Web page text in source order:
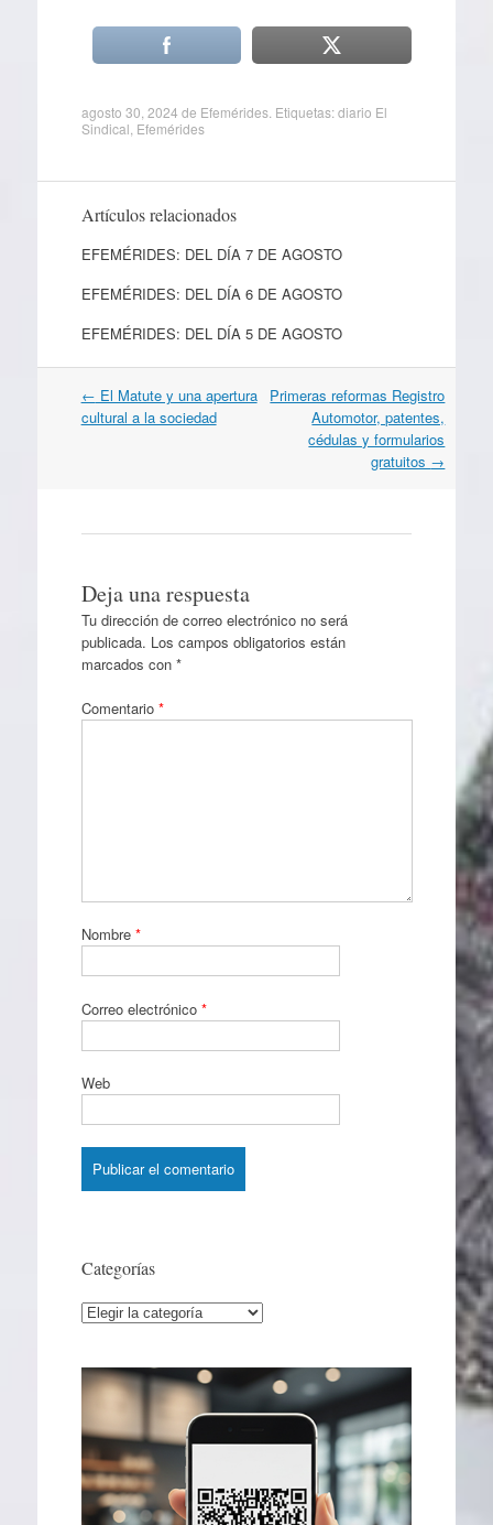
agosto 30, 2024 de Efemérides. Etiquetas:diario El
Sindical Efemérides
Artículos relacionados
EFEMÉRIDES: DEL DÍA 7 DE AGOSTO
EFEMÉRIDES: DEL DÍA 6 DE AGOSTO
EFEMÉRIDES: DEL DÍA 5 DE AGOSTO
Navegación
por
← El Matute y una apertura
cultural a la sociedad
Primeras reformas Registro
Automotor, patentes,
cédulas y formularios
gratuitos →
Deja una respuesta
Tu dirección de correo electrónico no será
publicada. Los campos obligatorios están
marcados con *
Comentario *
Nombre *
Correo electrónico *
Web
Categorías
Categorías